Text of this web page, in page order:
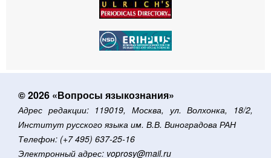
© 2026 «Вопросы языкознания»
Адрес редакции: 119019, Москва, ул. Волхонка, 18/2,
Институт русского языка им. В.В. Виноградова РАН
Телефон: (+7 495) 637-25-16
Электронный адрес: voprosy@mail.ru